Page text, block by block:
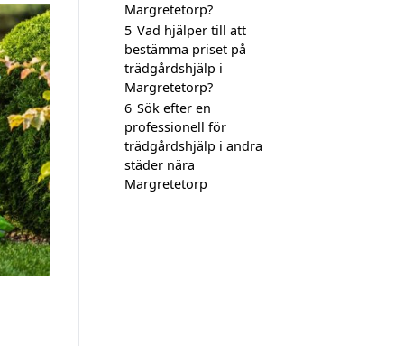
Margretetorp?
5 Vad hjälper till att
bestämma priset på
trädgårdshjälp i
Margretetorp?
6 Sök efter en
professionell för
trädgårdshjälp i andra
städer nära
Margretetorp